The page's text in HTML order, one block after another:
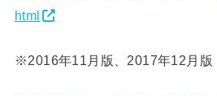
html
※2016年11月版、2017年12月版